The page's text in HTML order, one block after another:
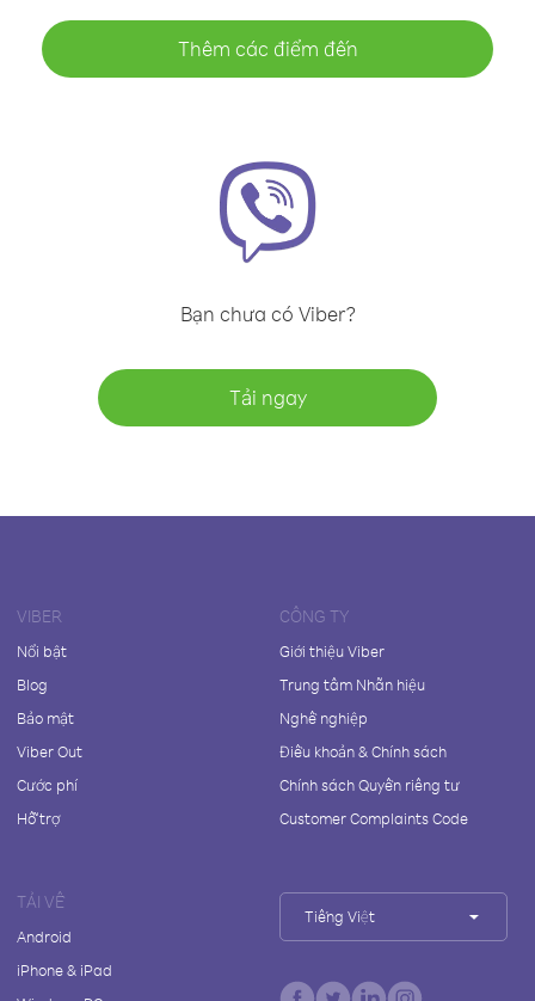
Thêm các điểm đến
Bạn chưa có Viber?
Tải ngay
VIBER
Nổi bật
Blog
Bảo mật
Viber Out
Cước phí
Hỗ trợ
CÔNG TY
Giới thiệu Viber
Trung tâm Nhãn hiệu
Nghề nghiệp
Điều khoản & Chính sách
Chính sách Quyền riêng tư
Customer Complaints Code
TẢI VỀ
Android
iPhone & iPad
Tiếng Việt